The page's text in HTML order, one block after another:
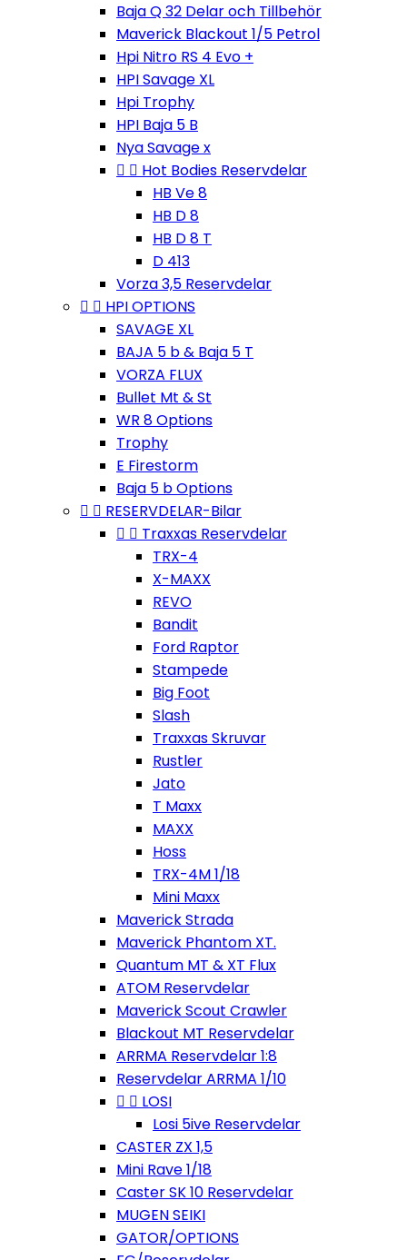
Baja Q 32 Delar och Tillbehör
Maverick Blackout 1/5 Petrol
Hpi Nitro RS 4 Evo +
HPI Savage XL
Hpi Trophy
HPI Baja 5 B
Nya Savage x
  Hot Bodies Reservdelar
HB Ve 8
HB D 8
HB D 8 T
D 413
Vorza 3,5 Reservdelar
  HPI OPTIONS
SAVAGE XL
BAJA 5 b & Baja 5 T
VORZA FLUX
Bullet Mt & St
WR 8 Options
Trophy
E Firestorm
Baja 5 b Options
  RESERVDELAR-Bilar
  Traxxas Reservdelar
TRX-4
X-MAXX
REVO
Bandit
Ford Raptor
Stampede
Big Foot
Slash
Traxxas Skruvar
Rustler
Jato
T Maxx
MAXX
Hoss
TRX-4M 1/18
Mini Maxx
Maverick Strada
Maverick Phantom XT.
Quantum MT & XT Flux
ATOM Reservdelar
Maverick Scout Crawler
Blackout MT Reservdelar
ARRMA Reservdelar 1:8
Reservdelar ARRMA 1/10
  LOSI
Losi 5ive Reservdelar
CASTER ZX 1,5
Mini Rave 1/18
Caster SK 10 Reservdelar
MUGEN SEIKI
GATOR/OPTIONS